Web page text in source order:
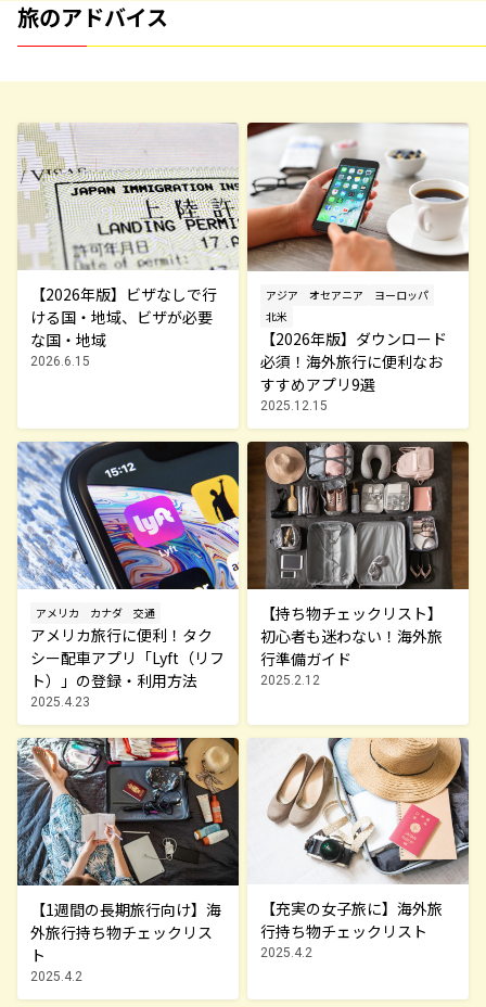
旅のアドバイス
【2026年版】ビザなしで行
ける国・地域、ビザが必要
な国・地域
2026.6.15
アジア オセアニア
ヨーロッパ
北米
【2026年版】ダウンロード
必須！海外旅行に便利なお
すすめアプリ9選
2025.12.15
アメリカ カナダ 交通
アメリカ旅行に便利！タク
シー配車アプリ「Lyft（リフ
ト）」の登録・利用方法
2025.4.23
【持ち物チェックリスト】
初心者も迷わない！海外旅
行準備ガイド
2025.2.12
【1週間の長期旅行向け】海
外旅行持ち物チェックリス
ト
2025.4.2
【充実の女子旅に】海外旅
行持ち物チェックリスト
2025.4.2